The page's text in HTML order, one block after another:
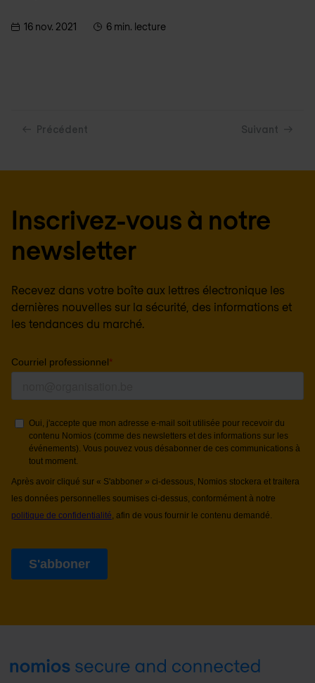
16 nov. 2021 6 min. lecture
Précédent Suivant
Inscrivez-vous à notre
newsletter
Recevez dans votre boîte aux lettres électronique les
dernières nouvelles sur la sécurité, des informations et
les tendances du marché.
Footer